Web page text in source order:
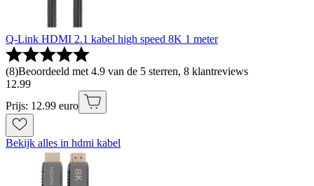
Q-Link HDMI 2.1 kabel high speed 8K 1 meter
(8)Beoordeeld met 4.9 van de 5 sterren, 8 klantreviews
12.99
Prijs: 12.99 euro
Bekijk alles in hdmi kabel